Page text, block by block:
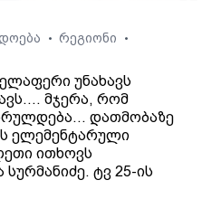
• რეგიონი •
უნახავს
მჯერა, რომ
დათმობაზე
ელემენტარული
ითხოვს
ტვ 25-ის